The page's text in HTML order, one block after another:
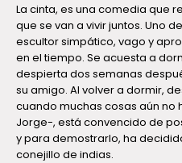
La cinta, es una comedia que
que se van a vivir juntos. Uno
escultor simpático, vago y
en el tiempo. Se acuesta a
despierta dos semanas
su amigo. Al volver a dormir,
cuando muchas cosas aún no
Jorge-, está convencido de
y para demostrarlo, ha
conejillo de indias.